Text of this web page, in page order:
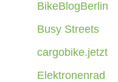
BikeBlogBerlin
Busy Streets
cargobike.jetzt
Elektronenrad